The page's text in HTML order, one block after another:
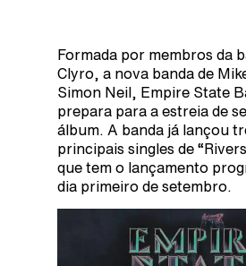
Formada por membros da
Clyro, a nova banda de
Simon Neil, Empire State
prepara para a estreia de
álbum. A banda já lançou
principais singles de
que tem o lançamento
dia primeiro de setembro.